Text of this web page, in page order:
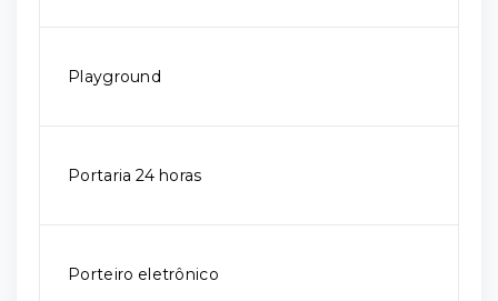
Playground
Portaria 24 horas
Porteiro eletrônico